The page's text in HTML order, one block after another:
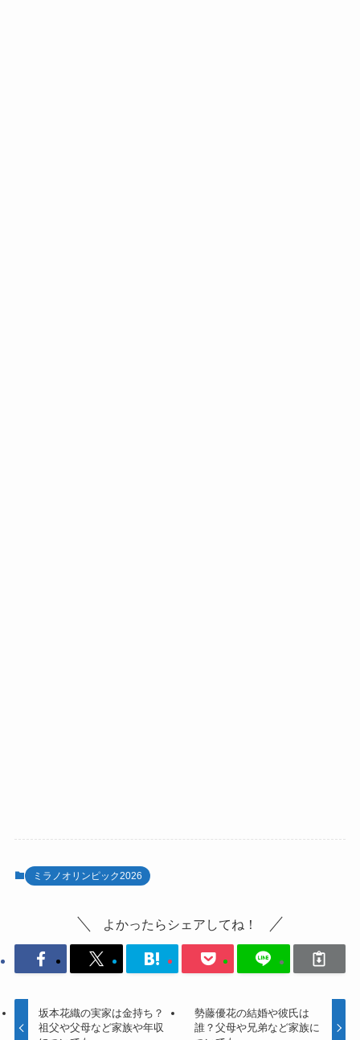
ミラノオリンピック2026
よかったらシェアしてね！
坂本花織の実家は金持ち？
祖父や父母など家族や年収
勢藤優花の結婚や彼氏は
誰？父母や兄弟など家族に